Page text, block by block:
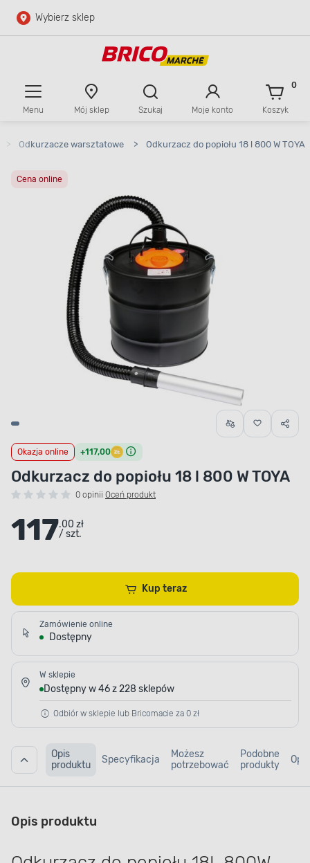
Przejdź do głównej zawartości
Wybierz sklep
Menu Mój sklep Szukaj Moje konto Koszyk
0
> Odkurzacze warsztatowe > Odkurzacz do popiołu 18 l 800 W TOYA
Cena online
Okazja online +117,00
Odkurzacz do popiołu 18 l 800 W TOYA
0 opinii Oceń produkt
117.00 zł
/ szt.
Kup teraz
Zamówienie online
Dostępny
W sklepie
Dostępny w 46 z 228 sklepów
Odbiór w sklepie lub Bricomacie za 0 zł
Opis
produktu
Specyfikacja
Możesz
potrzebować
Podobne
produkty
Opis produktu